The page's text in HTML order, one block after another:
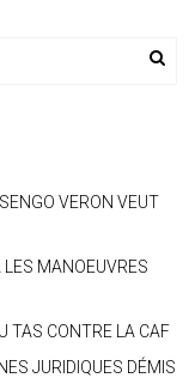
VERON VEUT
MANOEUVRES
TAS CONTRE LA CAF
JURIDIQUES DÉMIS